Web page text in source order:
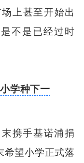
上甚至开始出
不是已经过时
学种下一
携手基诺浦捐
希望小学正式落